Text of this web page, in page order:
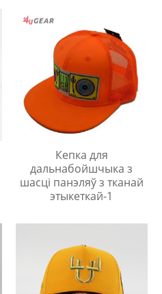
Кепка для
дальнабойшчыка з
шасці панэляў з тканай
этыкеткай-1